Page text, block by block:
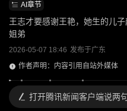
AI章节
王志才要感谢王艳，她生的儿
姐弟
2026-05-07 18:46 发布于广东
作者声明：内容引用自站外媒体
打开腾讯新闻客户端说两